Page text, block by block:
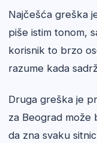
Najčešća greška
piše istim tonom,
korisnik to brzo
razume kada
Druga greška je
za Beograd može
da zna svaku